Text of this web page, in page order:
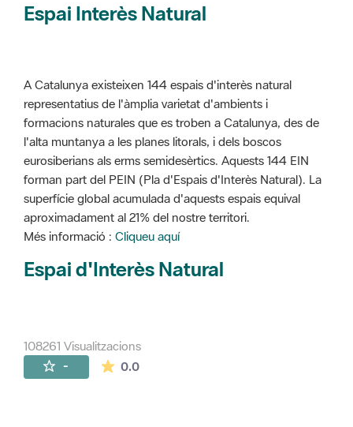
Espai Interès Natural
A Catalunya existeixen 144 espais d'interès natural
representatius de l'àmplia varietat d'ambients i
formacions naturales que es troben a Catalunya, des de
l'alta muntanya a les planes litorals, i dels boscos
eurosiberians als erms semidesèrtics. Aquests 144 EIN
forman part del PEIN (Pla d'Espais d'Interès Natural). La
superfície global acumulada d'aquests espais equival
aproximadament al 21% del nostre territori.
Més informació : Cliqueu aquí
Espai d'Interès Natural
108261 Visualitzacions
- 0.0La mitjana de les valoracions és de 0